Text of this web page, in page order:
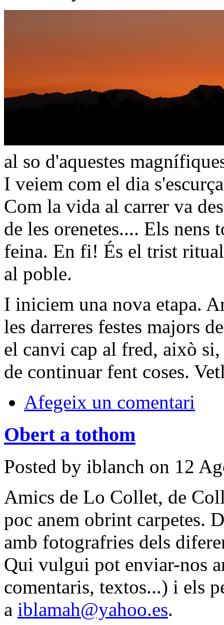
al so d'aquestes
I veiem com el dia
Com la vida al carrer va
de les orenetes.... Els nens
feina. En fi! És el trist
al poble.
I iniciem una nova etapa.
les darreres festes majors
el canvi cap al fred, això
de continuar fent coses.
Afegeix un comentari
Obert a tothom
Posted by iblanch on 12
Amics de Lo Collet, de
poc anem obrint carpetes.
amb fotografries dels
Qui vulgui pot enviar-nos
comentaris, textos...) i els
a iblamah@yahoo.es.